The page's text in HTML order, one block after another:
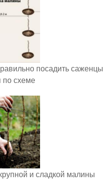
посадить саженцы
схеме
и сладкой малины